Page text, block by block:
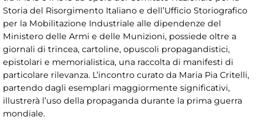
Storia del Risorgimento Italiano e dell’Ufficio Storiografico
per la Mobilitazione Industriale alle dipendenze del
Ministero delle Armi e delle Munizioni, possiede oltre a
giornali di trincea, cartoline, opuscoli propagandistici,
epistolari e memorialistica, una raccolta di manifesti di
particolare rilevanza. L’incontro curato da Maria Pia Critelli,
partendo dagli esemplari maggiormente significativi,
illustrerà l’uso della propaganda durante la prima guerra
mondiale.